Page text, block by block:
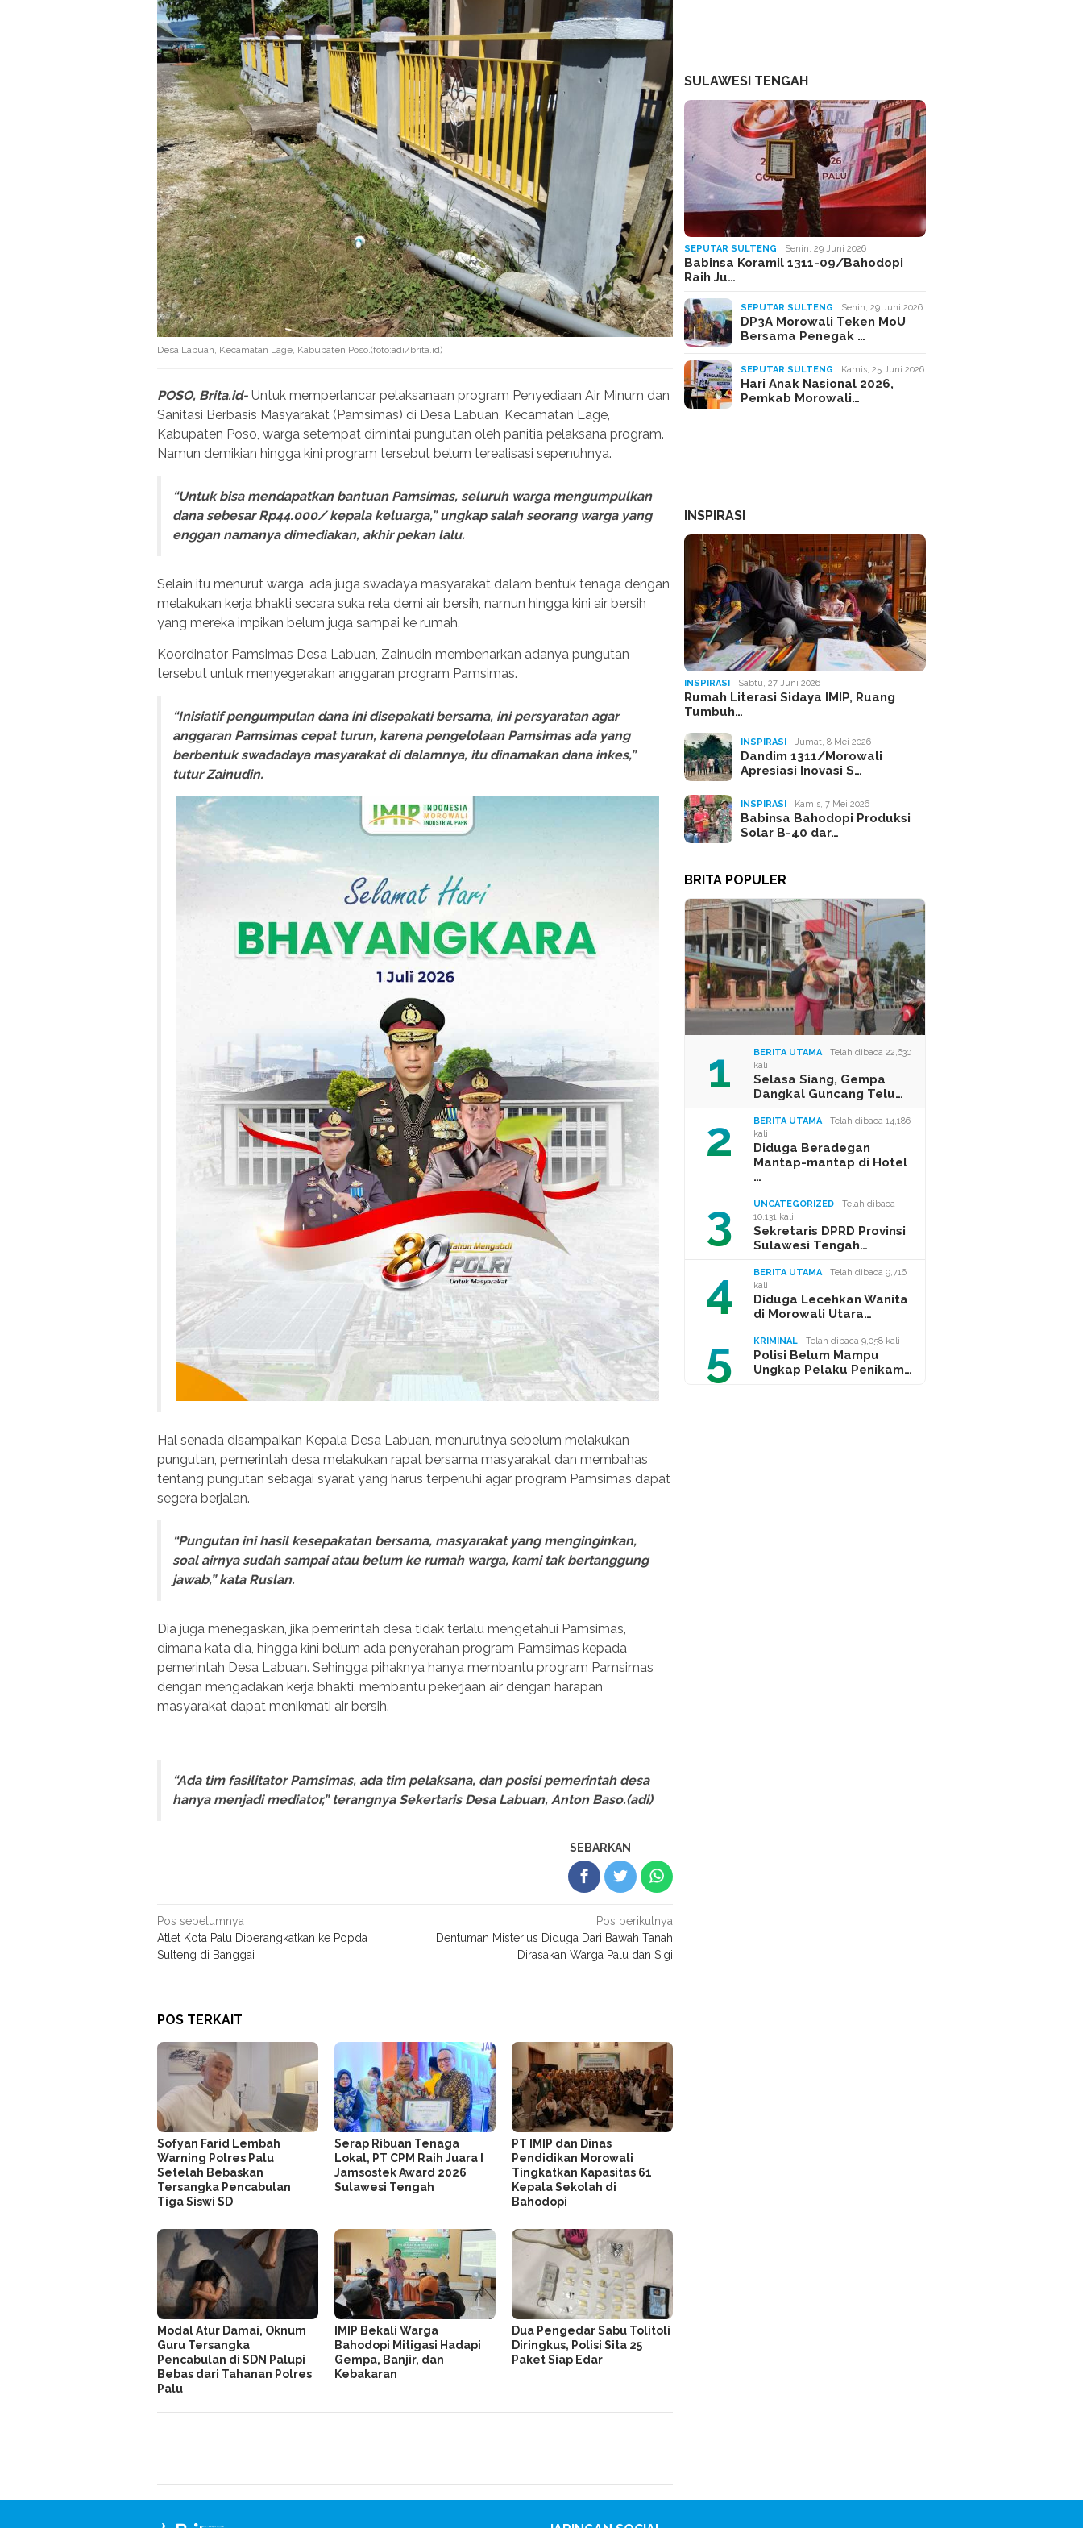
Desa Labuan, Kecamatan Lage, Kabupaten Poso.(foto:adi/brita.id)
POSO, Brita.id- Untuk memperlancar pelaksanaan program Penyediaan Air Minum dan
Sanitasi Berbasis Masyarakat (Pamsimas) di Desa Labuan, Kecamatan Lage,
Kabupaten Poso, warga setempat dimintai pungutan oleh panitia pelaksana program.
Namun demikian hingga kini program tersebut belum terealisasi sepenuhnya.
“Untuk bisa mendapatkan bantuan Pamsimas, seluruh warga mengumpulkan
dana sebesar Rp44.000/ kepala keluarga,” ungkap salah seorang warga yang
enggan namanya dimediakan, akhir pekan lalu.
Selain itu menurut warga, ada juga swadaya masyarakat dalam bentuk tenaga dengan
melakukan kerja bhakti secara suka rela demi air bersih, namun hingga kini air bersih
yang mereka impikan belum juga sampai ke rumah.
Koordinator Pamsimas Desa Labuan, Zainudin membenarkan adanya pungutan
tersebut untuk menyegerakan anggaran program Pamsimas.
“Inisiatif pengumpulan dana ini disepakati bersama, ini persyaratan agar
anggaran Pamsimas cepat turun, karena pengelolaan Pamsimas ada yang
berbentuk swadadaya masyarakat di dalamnya, itu dinamakan dana inkes,”
tutur Zainudin.
Hal senada disampaikan Kepala Desa Labuan, menurutnya sebelum melakukan
pungutan, pemerintah desa melakukan rapat bersama masyarakat dan membahas
tentang pungutan sebagai syarat yang harus terpenuhi agar program Pamsimas dapat
segera berjalan.
“Pungutan ini hasil kesepakatan bersama, masyarakat yang menginginkan,
soal airnya sudah sampai atau belum ke rumah warga, kami tak bertanggung
jawab,” kata Ruslan.
Dia juga menegaskan, jika pemerintah desa tidak terlalu mengetahui Pamsimas,
dimana kata dia, hingga kini belum ada penyerahan program Pamsimas kepada
pemerintah Desa Labuan. Sehingga pihaknya hanya membantu program Pamsimas
dengan mengadakan kerja bhakti, membantu pekerjaan air dengan harapan
masyarakat dapat menikmati air bersih.
“Ada tim fasilitator Pamsimas, ada tim pelaksana, dan posisi pemerintah desa
hanya menjadi mediator,” terangnya Sekertaris Desa Labuan, Anton Baso.(adi)
SEBARKAN
Navigasi
pos
Pos sebelumnya
Atlet Kota Palu Diberangkatkan ke Popda
Sulteng di Banggai
Pos berikutnya
Dentuman Misterius Diduga Dari Bawah Tanah
Dirasakan Warga Palu dan Sigi
POS TERKAIT
Sofyan Farid Lembah
Warning Polres Palu
Setelah Bebaskan
Tersangka Pencabulan
Tiga Siswi SD
Serap Ribuan Tenaga
Lokal, PT CPM Raih Juara I
Jamsostek Award 2026
Sulawesi Tengah
PT IMIP dan Dinas
Pendidikan Morowali
Tingkatkan Kapasitas 61
Kepala Sekolah di
Bahodopi
Modal Atur Damai, Oknum
Guru Tersangka
Pencabulan di SDN Palupi
Bebas dari Tahanan Polres
Palu
IMIP Bekali Warga
Bahodopi Mitigasi Hadapi
Gempa, Banjir, dan
Kebakaran
Dua Pengedar Sabu Tolitoli
Diringkus, Polisi Sita 25
Paket Siap Edar
SULAWESI TENGAH
SEPUTAR SULTENG Senin, 29 Juni 2026
Babinsa Koramil 1311-09/Bahodopi
Raih Ju…
SEPUTAR SULTENG Senin, 29 Juni 2026
DP3A Morowali Teken MoU
Bersama Penegak …
SEPUTAR SULTENG Kamis, 25 Juni 2026
Hari Anak Nasional 2026,
Pemkab Morowali…
INSPIRASI
INSPIRASI Sabtu, 27 Juni 2026
Rumah Literasi Sidaya IMIP, Ruang
Tumbuh…
INSPIRASI Jumat, 8 Mei 2026
Dandim 1311/Morowali
Apresiasi Inovasi S…
INSPIRASI Kamis, 7 Mei 2026
Babinsa Bahodopi Produksi
Solar B-40 dar…
BRITA POPULER
1 BERITA UTAMA
Telah dibaca 22,630
kali
Selasa Siang, Gempa
Dangkal Guncang Telu…
2 BERITA UTAMA
Telah dibaca 14,186
kali
Diduga Beradegan
Mantap-mantap di Hotel
…
3 UNCATEGORIZED
Telah dibaca
10,131 kali
Sekretaris DPRD Provinsi
Sulawesi Tengah…
4 BERITA UTAMA
Telah dibaca 9,716
kali
Diduga Lecehkan Wanita
di Morowali Utara…
5 KRIMINAL Telah dibaca 9,058 kali
Polisi Belum Mampu
Ungkap Pelaku Penikam…